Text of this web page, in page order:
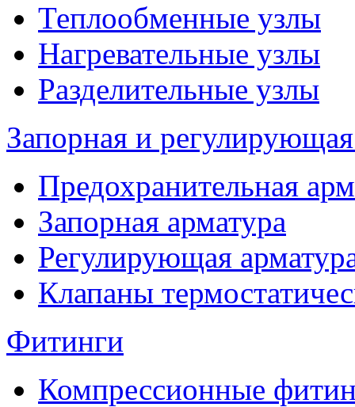
Теплообменные узлы
Нагревательные узлы
Разделительные узлы
Запорная и
Предохранительная
Запорная арматура
Регулирующая
Клапаны
Фитинги
Компрессионные